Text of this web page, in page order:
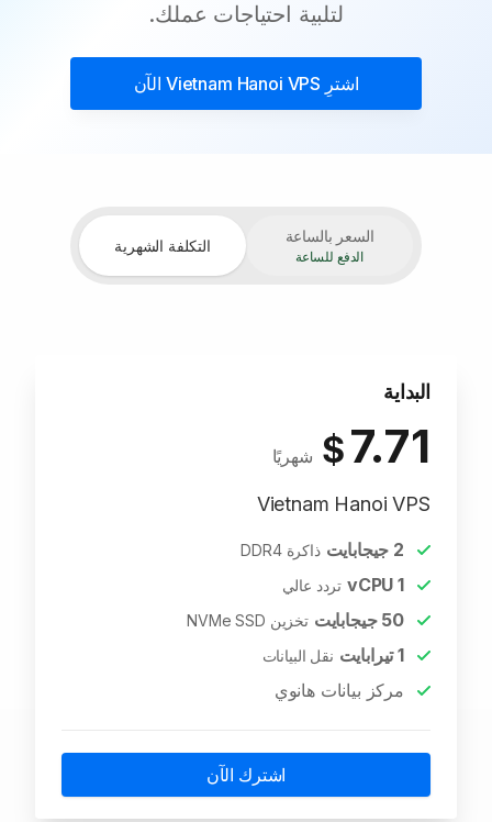
لتلبية احتياجات عملك.
اشترِ Vietnam Hanoi VPS الآن
السعر بالساعة
الدفع للساعة
التكلفة الشهرية
البداية
7.71
$ شهريًا
Vietnam Hanoi VPS
2 جيجابايت ذاكرة DDR4
1
vCPU تردد عالي
50 جيجابايت تخزين NVMe SSD
1تيرابايت نقل البيانات
مركز بيانات هانوي
اشترك الآن